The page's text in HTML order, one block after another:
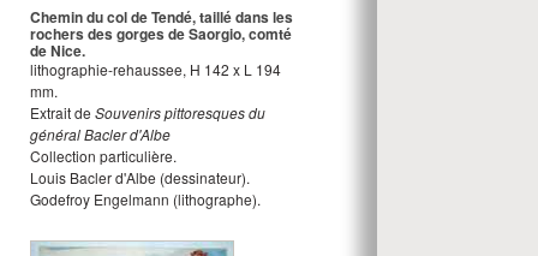
Chemin du col de Tendé, taillé dans les
rochers des gorges de Saorgio, comté
de Nice.
lithographie-rehaussee, H 142 x L 194
mm.
Extrait de Souvenirs pittoresques du
général Bacler d'Albe
Collection particulière.
Louis Bacler d'Albe (dessinateur).
Godefroy Engelmann (lithographe).